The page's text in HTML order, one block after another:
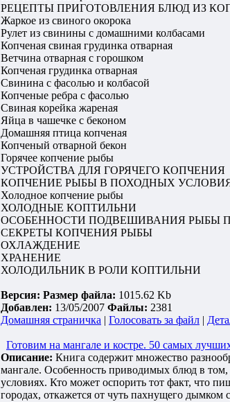
РЕЦЕПТЫ ПРИГОТОВЛЕНИЯ БЛЮД ИЗ
Жаркое из свиного окорока
Рулет из свинины с домашними колбасами
Копченая свиная грудинка отварная
Ветчина отварная с горошком
Копченая грудинка отварная
Свинина с фасолью и колбасой
Копченые ребра с фасолью
Свиная корейка жареная
Яйца в чашечке с беконом
Домашняя птица копченая
Копченый отварной бекон
Горячее копчение рыбы
УСТРОЙСТВА ДЛЯ ГОРЯЧЕГО КОПЧЕНИЯ
КОПЧЕНИЕ РЫБЫ В ПОХОДНЫХ
Холодное копчение рыбы
ХОЛОДНЫЕ КОПТИЛЬНИ
ОСОБЕННОСТИ ПОДВЕШИВАНИЯ РЫБЫ
СЕКРЕТЫ КОПЧЕНИЯ РЫБЫ
ОХЛАЖДЕНИЕ
ХРАНЕНИЕ
ХОЛОДИЛЬНИК В РОЛИ КОПТИЛЬНИ
Версия: Размер файла: 1015.62 Kb
Добавлен: 13/05/2007 Файлы: 2381
Домашняя страничка | Голосовать за файл |
Готовим на мангале и костре. 50 самых
Описание: Книга содержит множество
мангале. Особенность приводимых блюд в том,
условиях. Кто может оспорить тот факт, что
городах, откажется от чуть пахнущего